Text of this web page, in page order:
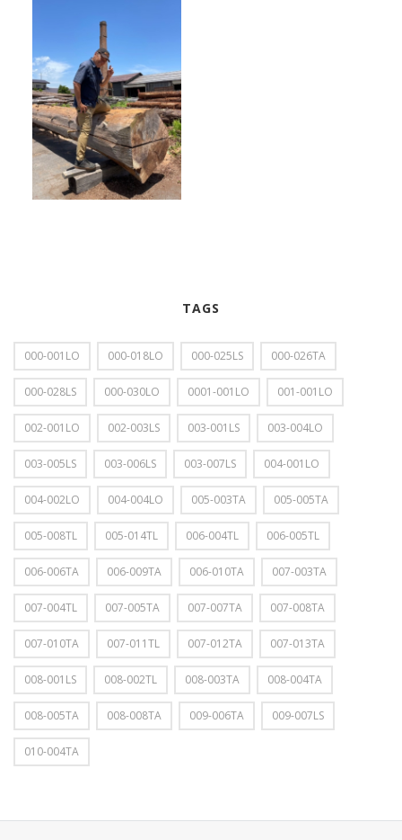
TAGS
000-001LO 000-018LO 000-025LS 000-026TA
000-028LS 000-030LO 0001-001LO 001-001LO
002-001LO 002-003LS 003-001LS 003-004LO
003-005LS 003-006LS 003-007LS 004-001LO
004-002LO 004-004LO 005-003TA 005-005TA
005-008TL 005-014TL 006-004TL 006-005TL
006-006TA 006-009TA 006-010TA 007-003TA
007-004TL 007-005TA 007-007TA 007-008TA
007-010TA 007-011TL 007-012TA 007-013TA
008-001LS 008-002TL 008-003TA 008-004TA
008-005TA 008-008TA 009-006TA 009-007LS
010-004TA